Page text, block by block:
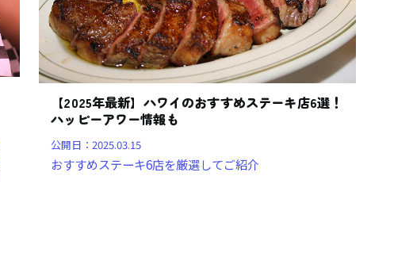
【2025年最新】ハワイのおすすめステーキ店6選！
ハッピーアワー情報も
公開日：2025.03.15
おすすめステーキ6店を厳選してご紹介